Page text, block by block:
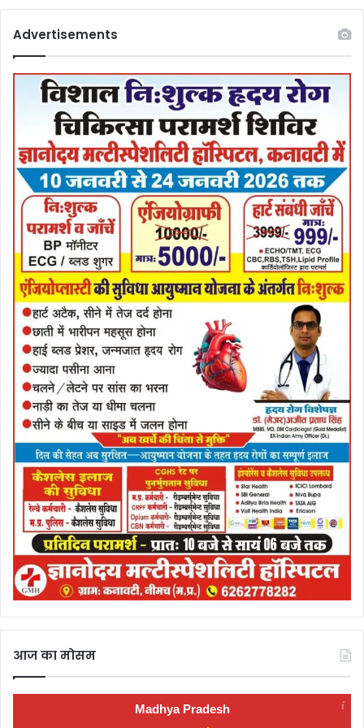
Advertisements
आज का मोसम
Madhya Pradesh